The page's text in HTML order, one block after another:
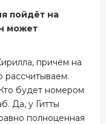
пойдёт на
может
причём на
рассчитываем.
будет номером
Да, у Гитты
полноценная